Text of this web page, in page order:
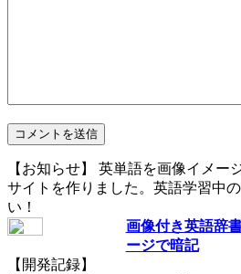
【お知らせ】 英単語を画像イメー
サイトを作りました。英語学習中
い！
画像付き英語辞
ージで暗記
【開発記録】